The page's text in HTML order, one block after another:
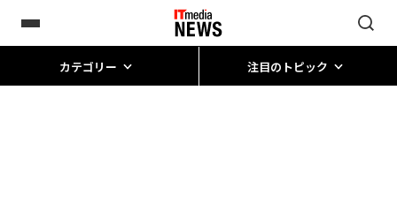
カテゴリー 注目のトピック